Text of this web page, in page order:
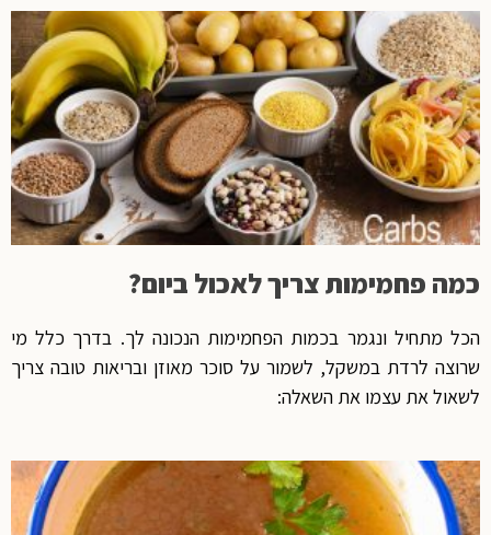
כמה פחמימות צריך לאכול ביום?
הכל מתחיל ונגמר בכמות הפחמימות הנכונה לך. בדרך כלל מי
שרוצה לרדת במשקל, לשמור על סוכר מאוזן ובריאות טובה צריך
לשאול את עצמו את השאלה: